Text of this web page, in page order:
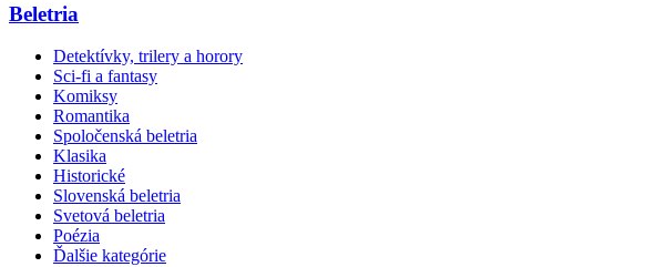
Beletria
Detektívky, trilery a horory
Sci-fi a fantasy
Komiksy
Romantika
Spoločenská beletria
Klasika
Historické
Slovenská beletria
Svetová beletria
Poézia
Ďalšie kategórie